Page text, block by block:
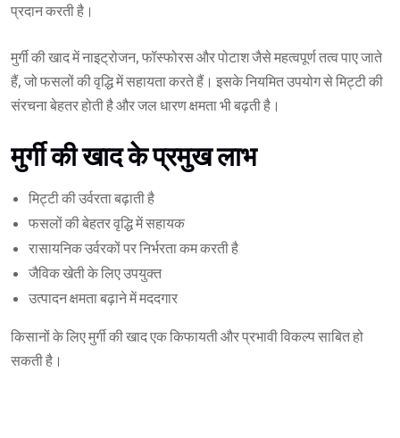
प्रदान करती है।
मुर्गी की खाद में नाइट्रोजन, फॉस्फोरस और पोटाश जैसे महत्वपूर्ण तत्व पाए जाते
हैं, जो फसलों की वृद्धि में सहायता करते हैं। इसके नियमित उपयोग से मिट्टी की
संरचना बेहतर होती है और जल धारण क्षमता भी बढ़ती है।
मुर्गी की खाद के प्रमुख लाभ
मिट्टी की उर्वरता बढ़ाती है
फसलों की बेहतर वृद्धि में सहायक
रासायनिक उर्वरकों पर निर्भरता कम करती है
जैविक खेती के लिए उपयुक्त
उत्पादन क्षमता बढ़ाने में मददगार
किसानों के लिए मुर्गी की खाद एक किफायती और प्रभावी विकल्प साबित हो
सकती है।